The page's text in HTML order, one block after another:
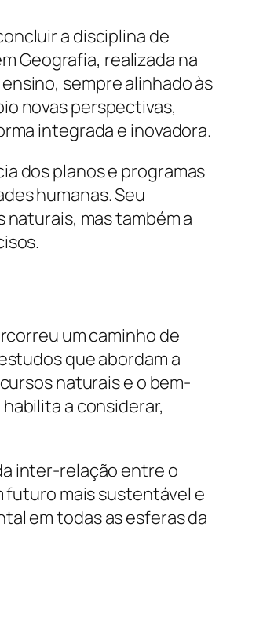
a disciplina de
Geografia, realizada na
sempre alinhado às
novas perspectivas,
integrada e inovadora.
dos planos e programas
humanas. Seu
mas também a
um caminho de
que abordam a
naturais e o bem-
a considerar,
inter-relação entre o
futuro mais sustentável e
em todas as esferas da